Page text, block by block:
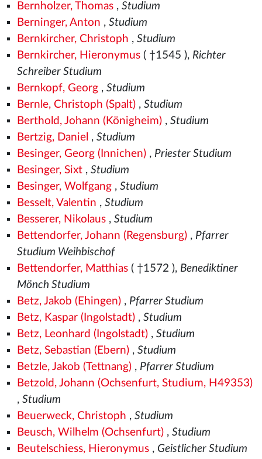
Bernholzer, Thomas, Studium
Berninger, Anton , Studium
Bernkircher, Christoph , Studium
Bernkircher, Hieronymus( †1545 ), Richter
Schreiber Studium
Bernkopf, Georg, Studium
Bernle, Christoph (Spalt), Studium
Berthold, Johann (Königheim), Studium
Bertzig, Daniel , Studium
Besinger, Georg (Innichen), Priester Studium
Besinger, Sixt, Studium
Besinger, Wolfgang, Studium
Besselt, Valentin , Studium
Besserer, Nikolaus, Studium
Bettendorfer, Johann (Regensburg), Pfarrer
Studium Weihbischof
Bettendorfer, Matthias( †1572 ), Benediktiner
Mönch Studium
Betz, Jakob (Ehingen), Pfarrer Studium
Betz, Kaspar (Ingolstadt), Studium
Betz, Leonhard (Ingolstadt), Studium
Betz, Sebastian (Ebern), Studium
Betzle, Jakob (Tettnang), Pfarrer Studium
Betzold, Johann (Ochsenfurt, Studium, H49353)
, Studium
Beuerweck, Christoph , Studium
Beusch, Wilhelm (Ochsenfurt), Studium
Beutelschiess, Hieronymus, Geistlicher Studium